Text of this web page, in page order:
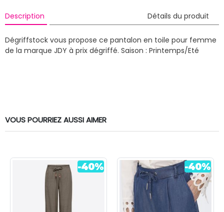
Description Détails du produit
Dégriffstock vous propose ce pantalon en toile pour femme
de la marque JDY à prix dégriffé. Saison : Printemps/Eté
VOUS POURRIEZ AUSSI AIMER